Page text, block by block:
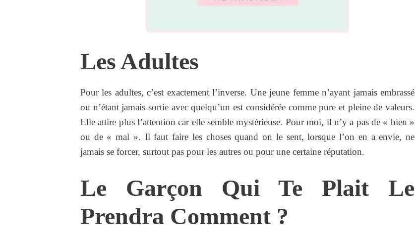
Les Adultes
Pour les adultes, c’est exactement l’inverse. Une jeune femme n’ayant jamais embrassé
ou n’étant jamais sortie avec quelqu’un est considérée comme pure et pleine de valeurs.
Elle attire plus l’attention car elle semble mystérieuse. Pour moi, il n’y a pas de « bien »
ou de « mal ». Il faut faire les choses quand on le sent, lorsque l’on en a envie, ne
jamais se forcer, surtout pas pour les autres ou pour une certaine réputation.
Le Garçon Qui Te Plait Le
Prendra Comment ?